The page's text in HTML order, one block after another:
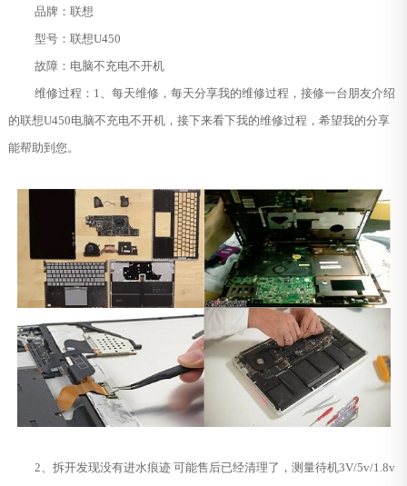
品牌：联想
型号：联想U450
故障：电脑不充电不开机
维修过程：1、每天维修，每天分享我的维修过程，接修一台朋友介绍
的联想U450电脑不充电不开机，接下来看下我的维修过程，希望我的分享
能帮助到您。
2、拆开发现没有进水痕迹 可能售后已经清理了，测量待机3V/5v/1.8v